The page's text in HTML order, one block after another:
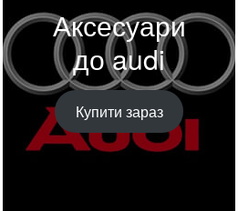
Аксесуари
до audi
Купити зараз